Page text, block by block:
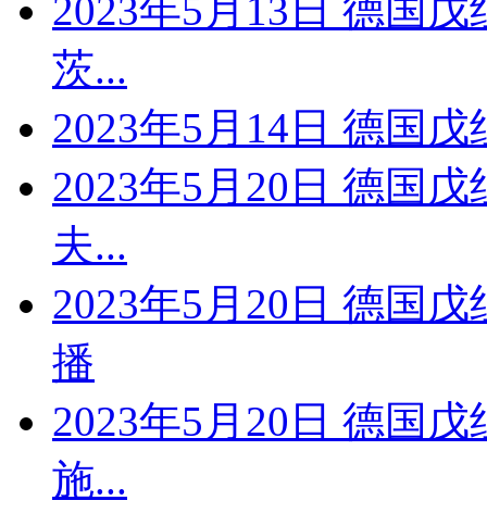
2023年5月13日 德国
茨...
2023年5月14日 德国
2023年5月20日 德国
夫...
2023年5月20日 德国
播
2023年5月20日 德国
施...